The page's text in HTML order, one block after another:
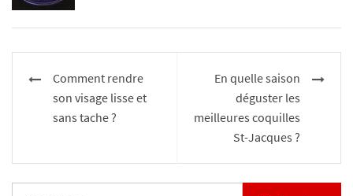
Navigation
l’article
Comment rendre
son visage lisse et
sans tache ?
En quelle saison
déguster les
meilleures coquilles
St-Jacques ?